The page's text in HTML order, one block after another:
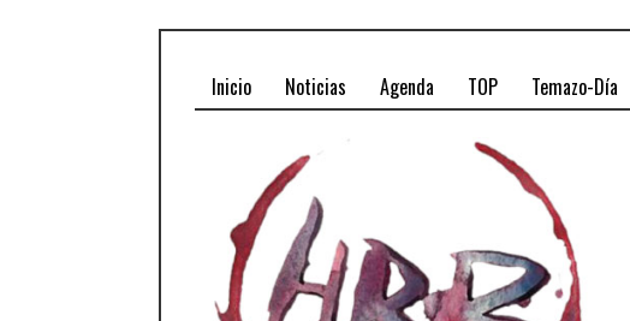
Inicio Noticias Agenda TOP Temazo-Día